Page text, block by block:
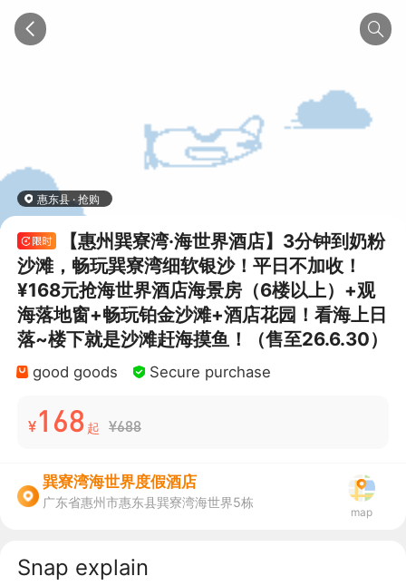
惠东县 · 抢购
【惠州巽寮湾·海世界酒店】3分钟到奶粉
沙滩，畅玩巽寮湾细软银沙！平日不加收！
¥168元抢海世界酒店海景房（6楼以上）+观
海落地窗+畅玩铂金沙滩+酒店花园！看海上日
落~楼下就是沙滩赶海摸鱼！（售至26.6.30）
good goods Secure purchase
¥168 起 ¥688
巽寮湾海世界度假酒店
广东省惠州市惠东县巽寮湾海世界5栋
map
Snap explain